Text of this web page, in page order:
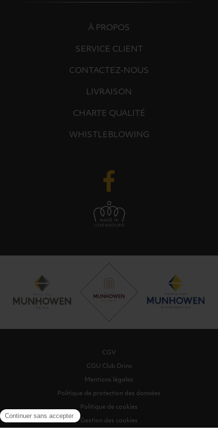
À PROPOS
SERVICE CLIENT
CONTACTEZ-NOUS
LIVRAISON
CHARTE QUALITÉ
WHISTLEBLOWING
CGV
CGU Club Drinx
Mentions légales
Politique de protection des données
Politique de cookies
Gestion des cookies